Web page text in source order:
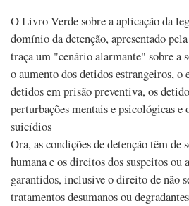
O Livro Verde sobre a aplicação da
domínio da detenção, apresentado
traça um "cenário alarmante" sobre a
o aumento dos detidos estrangeiros, o
detidos em prisão preventiva, os
perturbações mentais e psicológicas e
suicídios
Ora, as condições de detenção têm de
humana e os direitos dos suspeitos ou
garantidos, inclusive o direito de não
tratamentos desumanos ou